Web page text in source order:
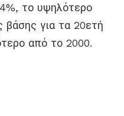
το υψηλότερο
βάσης για τα 20ετή
από το 2000.